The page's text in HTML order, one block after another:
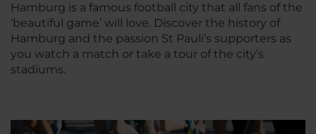
Hamburg is a famous football city that all fans of the
‘beautiful game’ will love. Discover the history of
Hamburg and the passion St Pauli’s supporters as
you watch a match or take a tour of the city’s
stadiums.